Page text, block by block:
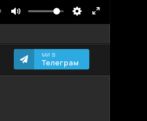
МИ В
Телеграм